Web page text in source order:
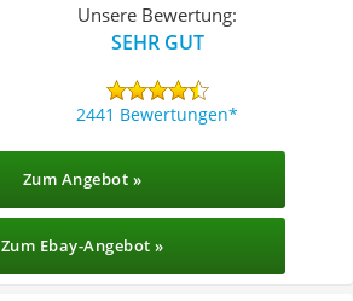
Unsere Bewertung:
SEHR GUT
2441 Bewertungen
Zum Angebot »
Zum Ebay-Angebot »